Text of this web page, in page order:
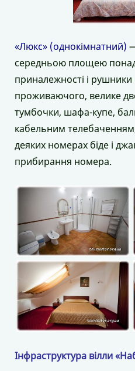
«Люкс» (однокімнатний)
середньою площею понад
приналежності і
проживаючого, велике
тумбочки, шафа-купе,
кабельним
деяких номерах біде і
прибирання номера.
Інфраструктура вілли